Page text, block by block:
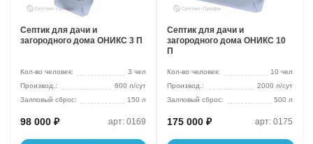
Септик для дачи и
загородного дома ОНИКС 3 П
Кол-во человек:
3 чел
600 л/сут
Залповый сброс:
150 л
98 000 ₽ арт: 0169
Септик для дачи и
загородного дома ОНИКС 10
П
Кол-во человек:
10 чел
2000 л/сут
Залповый сброс:
500 л
175 000 ₽ арт: 0175